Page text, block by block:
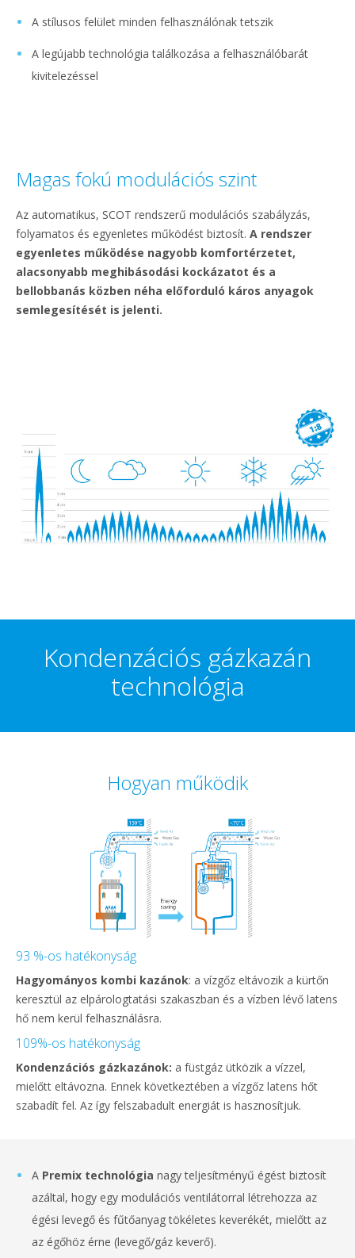
A stílusos felület minden felhasználónak tetszik
A legújabb technológia találkozása a felhasználóbarát
kivitelezéssel
Magas fokú modulációs szint
Az automatikus, SCOT rendszerű modulációs szabályzás,
folyamatos és egyenletes működést biztosít. A rendszer
egyenletes működése nagyobb komfortérzetet,
alacsonyabb meghibásodási kockázatot és a
bellobbanás közben néha előforduló káros anyagok
semlegesítését is jelenti.
Kondenzációs gázkazán
technológia
Hogyan működik
93 %-os hatékonyság
Hagyományos kombi kazánok: a vízgőz eltávozik a kürtőn
keresztül az elpárologtatási szakaszban és a vízben lévő latens
hő nem kerül felhasználásra.
109%-os hatékonyság
Kondenzációs gázkazánok: a füstgáz ütközik a vízzel,
mielőtt eltávozna. Ennek következtében a vízgőz latens hőt
szabadít fel. Az így felszabadult energiát is hasznosítjuk.
A Premix technológia nagy teljesítményű égést biztosít
azáltal, hogy egy modulációs ventilátorral létrehozza az
égési levegő és fűtőanyag tökéletes keverékét, mielőtt az
az égőhöz érne (levegő/gáz keverő).